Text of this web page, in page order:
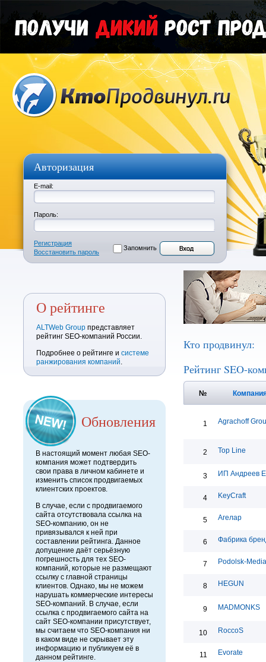
Авторизация
E-mail:
Пароль:
Регистрация
Восстановить пароль
Запомнить
О рейтинге
ALTWeb Group представляет
рейтинг SEO-компаний России.
Подробнее о рейтинге и системе
ранжирования компаний.
Обновления
В настоящий момент любая SEO-
компания может подтвердить
свои права в личном кабинете и
изменить список продвигаемых
клиентских проектов.
В случае, если с продвигаемого
сайта отсутствовала ссылка на
SEO-компанию, он не
привязывался к ней при
составлении рейтинга. Данное
допущение даёт серьёзную
погрешность для тех SEO-
компаний, которые не размещают
ссылку с главной страницы
клиентов. Однако, мы не можем
нарушать коммерческие интересы
SEO-компаний. В случае, если
ссылка с продвигаемого сайта на
сайт SEO-компании присутствует,
мы считаем что SEO-компания ни
в каком виде не скрывает эту
информацию и публикуем её в
данном рейтинге.
Кто продвинул:
Рейтинг SEO-
№
1 Agrachoff
2 Top Line
3 ИП Андреев
4 KeyCraft
5 Агелар
6 Фабрика
7 Podolsk-Media
8 HEGUN
9 MADMONKS
10 RoccoS
11 Evorate